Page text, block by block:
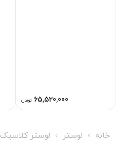
65,520,000 تومان
خانه لوستر لوستر کلاسیک